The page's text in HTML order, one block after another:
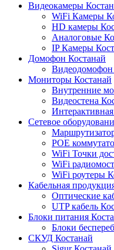
Видеокамеры
WiFi Камеры
HD камеры
Аналоговые
IP Камеры
Домофон Костанай
Видеодомофон
Мониторы Костанай
Внутренние
Видеостена
Сетевое
POE
WiFi Точки
WiFi
WiFi роутеры
Кабельная
Оптические
UTP кабель
Блоки питания
Блоки
СКУД Костанай